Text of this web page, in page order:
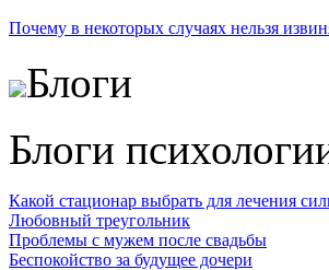
Почему в некоторых случаях нельзя
Блоги
Блоги
Какой стационар выбрать для лечения
Любовный треугольник
Проблемы с мужем после свадьбы
Беспокойство за будущее дочери